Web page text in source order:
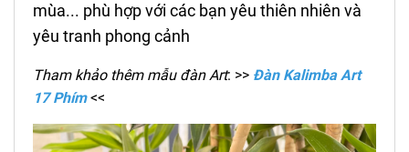
mùa... phù hợp với các bạn yêu thiên nhiên và
yêu tranh phong cảnh
Tham khảo thêm mẫu đàn Art: >> Đàn Kalimba Art
17 Phím<<